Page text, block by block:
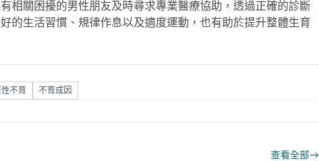
相關困擾的男性朋友及時尋求專業醫療協助，透過正確的診斷
的生活習慣、規律作息以及適度運動，也有助於提升整體生育
不育 不育成因
查看全部→